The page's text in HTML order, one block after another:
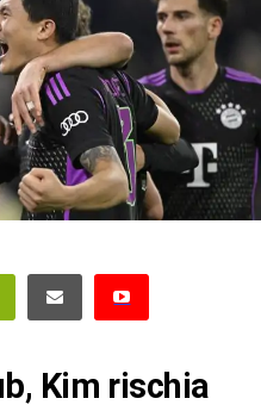
Kim rischia